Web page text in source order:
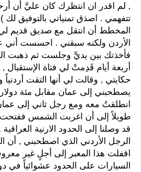
, لم اقدر ان انتظرك كان عليَّ أن
تتفهمي . اصذق تمنياتي بالتوفيق
المخطط أن انتقل مع صديق قديم
الأردن ولكنه سبقني . احسست أني
فأخذتك بين يديَّ وجلست ثم ذهبت
أربعة أيام قَدِمتْ لي فتاة الإستقبال
حكايتي , وقالت لي أنها التقت
يصطحبني إلى عمان مقابل مئة
انطلقتُ معه ومع رجل ثاني إلى
طويلاً إلى أن اغربت الشمس ففتحت
قد وصلنا إلى الحدود الارنية
الرجل الأردني الذي اصطحبني , أن
اقفلت هذا المعبر إلى أجلٍ غير
السيارات على الحدود عشوائياً في